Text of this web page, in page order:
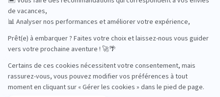
Adult only
Bien-être